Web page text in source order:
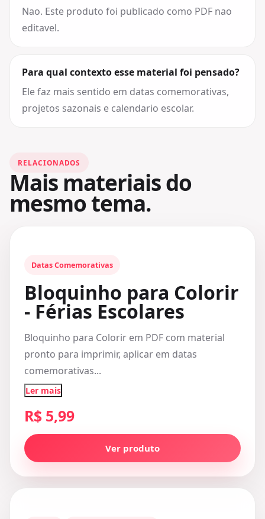
Nao. Este produto foi publicado como PDF nao
editavel.
Para qual contexto esse material foi pensado?
Ele faz mais sentido em datas comemorativas,
projetos sazonais e calendario escolar.
RELACIONADOS
Mais materiais do
mesmo tema.
Datas Comemorativas
Bloquinho para Colorir
- Férias Escolares
Bloquinho para Colorir em PDF com material
pronto para imprimir, aplicar em datas
comemorativas...
Ler mais
R$ 5,99
Ver produto